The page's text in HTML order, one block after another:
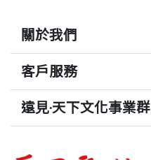
關於我們
客戶服務
遠見‧天下文化事業群